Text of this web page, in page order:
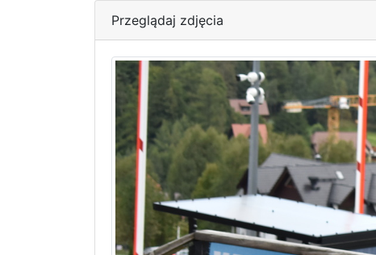
Przeglądaj zdjęcia